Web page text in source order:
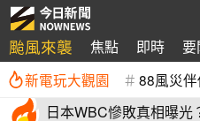
颱風來襲 焦點 即時 要
新電玩大觀園 88風災
日本WBC慘敗真相曝